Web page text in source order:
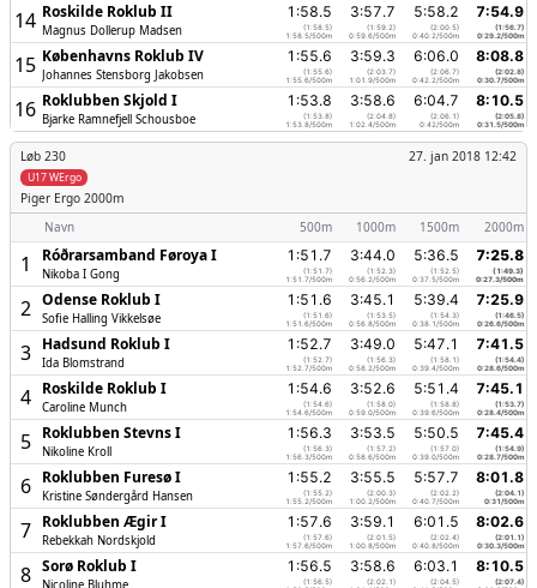
14 Roskilde Roklub II
Magnus Dollerup Madsen
1:58.5
(1:58.5)
1:58.5/500m
3:57.7
(1:59.2)
0:59.6/500m
5:58.2
(2:00.5)
0:40.2/500m
7:54.9
(1:56.7)
0:29.2/500m
15 Københavns Roklub IV
Johannes Stensborg Jakobsen
1:55.6
(1:55.6)
1:55.6/500m
3:59.3
(2:03.7)
1:01.9/500m
6:06.0
(2:06.7)
0:42.2/500m
8:08.8
(2:02.8)
0:30.7/500m
16 Roklubben Skjold I
Bjarke Ramnefjell Schousboe
1:53.8
(1:53.8)
1:53.8/500m
3:58.6
(2:04.8)
1:02.4/500m
6:04.7
(2:06.1)
0:42/500m
8:10.5
(2:05.8)
0:31.5/500m
Løb 230 27. jan 2018 12:42
U17 WErgo
Piger Ergo 2000m
Navn
500m 1000m 1500m 2000m
1 Róðrarsamband Føroya I
Nikoba I Gong
1:51.7
(1:51.7)
1:51.7/500m
3:44.0
(1:52.3)
0:56.2/500m
5:36.5
(1:52.5)
0:37.5/500m
7:25.8
(1:49.3)
0:27.3/500m
2 Odense Roklub I
Sofie Halling Vikkelsøe
1:51.6
(1:51.6)
1:51.6/500m
3:45.1
(1:53.5)
0:56.8/500m
5:39.4
(1:54.3)
0:38.1/500m
7:25.9
(1:46.5)
0:26.6/500m
3 Hadsund Roklub I
Ida Blomstrand
1:52.7
(1:52.7)
1:52.7/500m
3:49.0
(1:56.3)
0:58.2/500m
5:47.1
(1:58.1)
0:39.4/500m
7:41.5
(1:54.4)
0:28.6/500m
4 Roskilde Roklub I
Caroline Munch
1:54.6
(1:54.6)
1:54.6/500m
3:52.6
(1:58.0)
0:59.0/500m
5:51.4
(1:58.8)
0:39.6/500m
7:45.1
(1:53.7)
0:28.4/500m
5 Roklubben Stevns I
Nikoline Kroll
1:56.3
(1:56.3)
1:56.3/500m
3:53.5
(1:57.2)
0:58.6/500m
5:50.5
(1:57.0)
0:39.0/500m
7:45.4
(1:54.9)
0:28.7/500m
6 Roklubben Furesø I
Kristine Søndergård Hansen
1:55.2
(1:55.2)
1:55.2/500m
3:55.5
(2:00.3)
1:00.2/500m
5:57.7
(2:02.2)
0:40.7/500m
8:01.8
(2:04.1)
0:31/500m
7 Roklubben Ægir I
Rebekkah Nordskjold
1:57.6
(1:57.6)
1:57.6/500m
3:59.1
(2:01.5)
1:00.8/500m
6:01.5
(2:02.4)
0:40.8/500m
8:02.6
(2:01.1)
0:30.3/500m
8 Sorø Roklub I
Nicoline Bluhme
1:56.5
(1:56.5)
3:58.6
(2:02.1)
6:03.1
(2:04.5)
8:10.5
(2:07.4)